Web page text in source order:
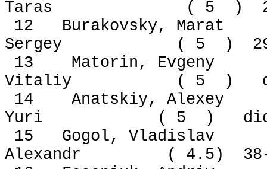
Taras ( 5 )
12 Burakovsky,
Sergey ( 5 )
13 Matorin,
Vitaliy ( 5 ) did
14 Anatskiy,
Yuri ( 5 ) did
15 Gogol,
Alexandr ( 4.5)